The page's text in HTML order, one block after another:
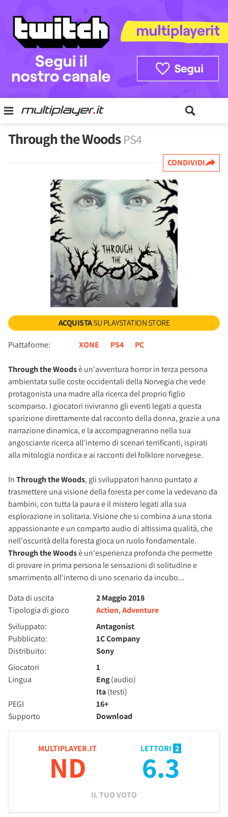
Through the WoodsPS4
CONDIVIDI
ACQUISTASU PLAYSTATION STORE
Piattaforme: XONE PS4 PC
Through the Woodsè un'avventura horror in terza persona
ambientata sulle coste occidentali della Norvegia che vede
protagonista una madre alla ricerca del proprio figlio
scomparso. I giocatori rivivranno gli eventi legati a questa
sparizione direttamente dal racconto della donna, grazie a una
narrazione dinamica, e la accompagneranno nella sua
angosciante ricerca all'interno di scenari terrificanti, ispirati
alla mitologia nordica e ai racconti del folklore norvegese.
InThrough the Woods, gli sviluppatori hanno puntato a
trasmettere una visione della foresta per come la vedevano da
bambini, con tutta la paura e il mistero legati alla sua
esplorazione in solitaria. Visione che si combina a una storia
appassionante e un comparto audio di altissima qualità, che
nell'oscurità della foresta gioca un ruolo fondamentale.
Through the Woodsè un'esperienza profonda che permette
di provare in prima persona le sensazioni di solitudine e
smarrimento all'interno di uno scenario da incubo...
Data di uscita
2 Maggio 2018
Tipologia di gioco
Action,Adventure
Sviluppato:
Antagonist
Pubblicato:
1C Company
Distribuito:
Sony
Giocatori
1
Lingua
Eng(audio)
Ita(testi)
PEGI
16+
Supporto
Download
MULTIPLAYER.IT
ND
LETTORI 2
6.3
IL TUO VOTO